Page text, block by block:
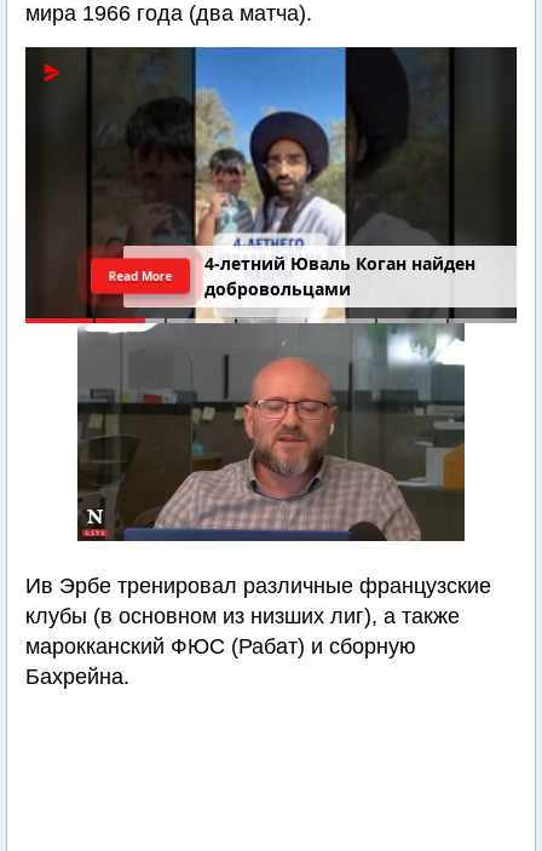
мира 1966 года (два матча).
4-летний Юваль Коган найден
добровольцами
Read More
Ив Эрбе тренировал различные французские
клубы (в основном из низших лиг), а также
марокканский ФЮС (Рабат) и сборную
Бахрейна.